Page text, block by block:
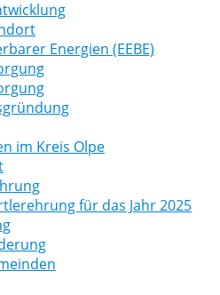
Energien (EEBE)
im Kreis Olpe
für das Jahr 2025